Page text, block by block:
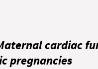
cardiac
pregnancies